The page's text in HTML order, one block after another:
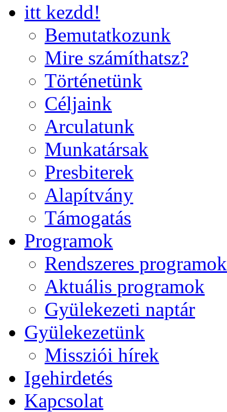
itt kezdd!
Bemutatkozunk
Mire számíthatsz?
Történetünk
Céljaink
Arculatunk
Munkatársak
Presbiterek
Alapítvány
Támogatás
Programok
Rendszeres programok
Aktuális programok
Gyülekezeti naptár
Gyülekezetünk
Missziói hírek
Igehirdetés
Kapcsolat